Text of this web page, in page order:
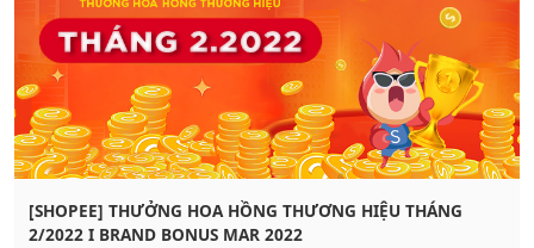
[SHOPEE] THƯỞNG HOA HỒNG THƯƠNG HIỆU THÁNG
2/2022 I BRAND BONUS MAR 2022